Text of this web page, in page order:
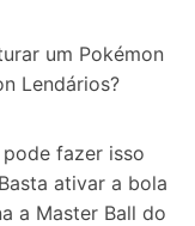
um Pokémon
Lendários?
fazer isso
ativar a bola
a Master Ball do